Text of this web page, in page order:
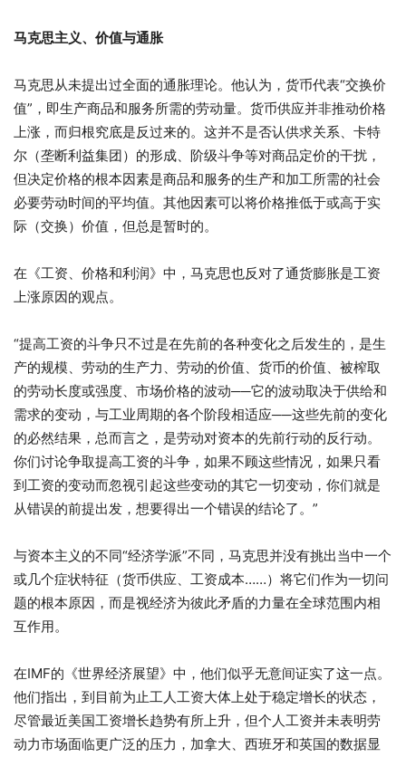
马克思主义、价值与通胀
马克思从未提出过全面的通胀理论。他认为，货币代表“交换价
值”，即生产商品和服务所需的劳动量。货币供应并非推动价格
上涨，而归根究底是反过来的。这并不是否认供求关系、卡特
尔（垄断利益集团）的形成、阶级斗争等对商品定价的干扰，
但决定价格的根本因素是商品和服务的生产和加工所需的社会
必要劳动时间的平均值。其他因素可以将价格推低于或高于实
际（交换）价值，但总是暂时的。
在《工资、价格和利润》中，马克思也反对了通货膨胀是工资
上涨原因的观点。
“提高工资的斗争只不过是在先前的各种变化之后发生的，是生
产的规模、劳动的生产力、劳动的价值、货币的价值、被榨取
的劳动长度或强度、市场价格的波动──它的波动取决于供给和
需求的变动，与工业周期的各个阶段相适应──这些先前的变化
的必然结果，总而言之，是劳动对资本的先前行动的反行动。
你们讨论争取提高工资的斗争，如果不顾这些情况，如果只看
到工资的变动而忽视引起这些变动的其它一切变动，你们就是
从错误的前提出发，想要得出一个错误的结论了。”
与资本主义的不同“经济学派”不同，马克思并没有挑出当中一个
或几个症状特征（货币供应、工资成本……）将它们作为一切问
题的根本原因，而是视经济为彼此矛盾的力量在全球范围内相
互作用。
在IMF的《世界经济展望》中，他们似乎无意间证实了这一点。
他们指出，到目前为止工人工资大体上处于稳定增长的状态，
尽管最近美国工资增长趋势有所上升，但个人工资并未表明劳
动力市场面临更广泛的压力，加拿大、西班牙和英国的数据显